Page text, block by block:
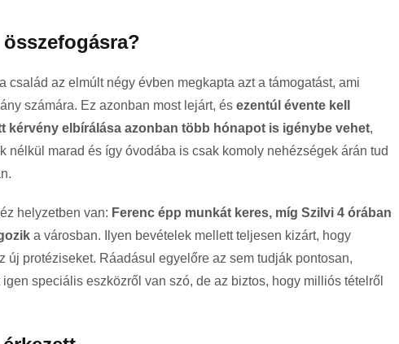
család az elmúlt négy évben megkapta azt a támogatást, ami
számára. Ez azonban most lejárt, és ezentúl évente kell
kérvény elbírálása azonban több hónapot is igénybe vehet,
nélkül marad és így óvodába is csak komoly nehézségek árán tud
helyzetben van: Ferenc épp munkát keres, míg Szilvi 4 órában
a városban. Ilyen bevételek mellett teljesen kizárt, hogy
új protéziseket. Ráadásul egyelőre az sem tudják pontosan,
speciális eszközről van szó, de az biztos, hogy milliós tételről